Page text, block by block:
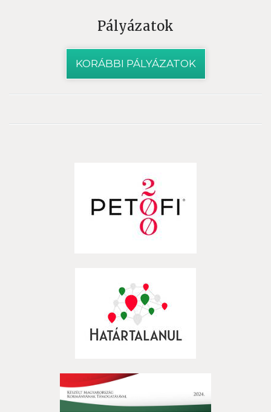
Pályázatok
KORÁBBI PÁLYÁZATOK